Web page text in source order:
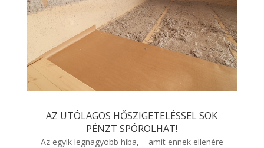
AZ UTÓLAGOS HŐSZIGETELÉSSEL SOK
PÉNZT SPÓROLHAT!
Az egyik legnagyobb hiba, – amit ennek ellenére